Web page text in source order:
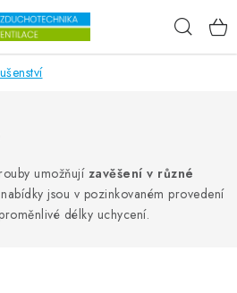
umožňují zavěšení v různé
jsou v pozinkovaném provedení
délky uchycení.